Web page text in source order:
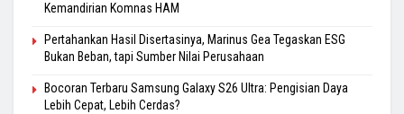
Kemandirian Komnas HAM
Pertahankan Hasil Disertasinya, Marinus Gea Tegaskan ESG
Bukan Beban, tapi Sumber Nilai Perusahaan
Bocoran Terbaru Samsung Galaxy S26 Ultra: Pengisian Daya
Lebih Cepat, Lebih Cerdas?